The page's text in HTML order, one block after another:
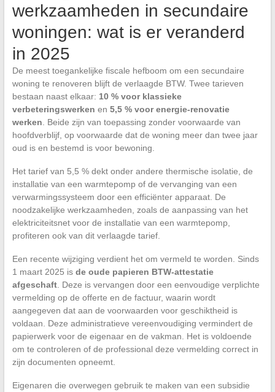
werkzaamheden in secundaire
woningen: wat is er veranderd
in 2025
De meest toegankelijke fiscale hefboom om een secundaire
woning te renoveren blijft de verlaagde BTW. Twee tarieven
bestaan naast elkaar: 10 % voor klassieke
verbeteringswerken en 5,5 % voor energie-renovatie
werken . Beide zijn van toepassing zonder voorwaarde van
hoofdverblijf, op voorwaarde dat de woning meer dan twee jaar
oud is en bestemd is voor bewoning.
Het tarief van 5,5 % dekt onder andere thermische isolatie, de
installatie van een warmtepomp of de vervanging van een
verwarmingssysteem door een efficiënter apparaat. De
noodzakelijke werkzaamheden, zoals de aanpassing van het
elektriciteitsnet voor de installatie van een warmtepomp,
profiteren ook van dit verlaagde tarief.
Een recente wijziging verdient het om vermeld te worden. Sinds
1 maart 2025 is de oude papieren BTW-attestatie
afgeschaft. Deze is vervangen door een eenvoudige verplichte
vermelding op de offerte en de factuur, waarin wordt
aangegeven dat aan de voorwaarden voor geschiktheid is
voldaan. Deze administratieve vereenvoudiging vermindert de
papierwerk voor de eigenaar en de vakman. Het is voldoende
om te controleren of de professional deze vermelding correct in
zijn documenten opneemt.
Eigenaren die overwegen gebruik te maken van een subsidie